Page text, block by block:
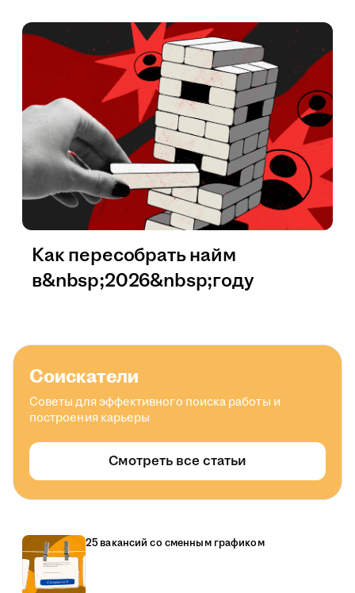
Как пересобрать найм
в&nbsp;2026&nbsp;году
Соискатели
Советы для эффективного поиска работы и
построения карьеры
Смотреть все статьи
25 вакансий со сменным графиком